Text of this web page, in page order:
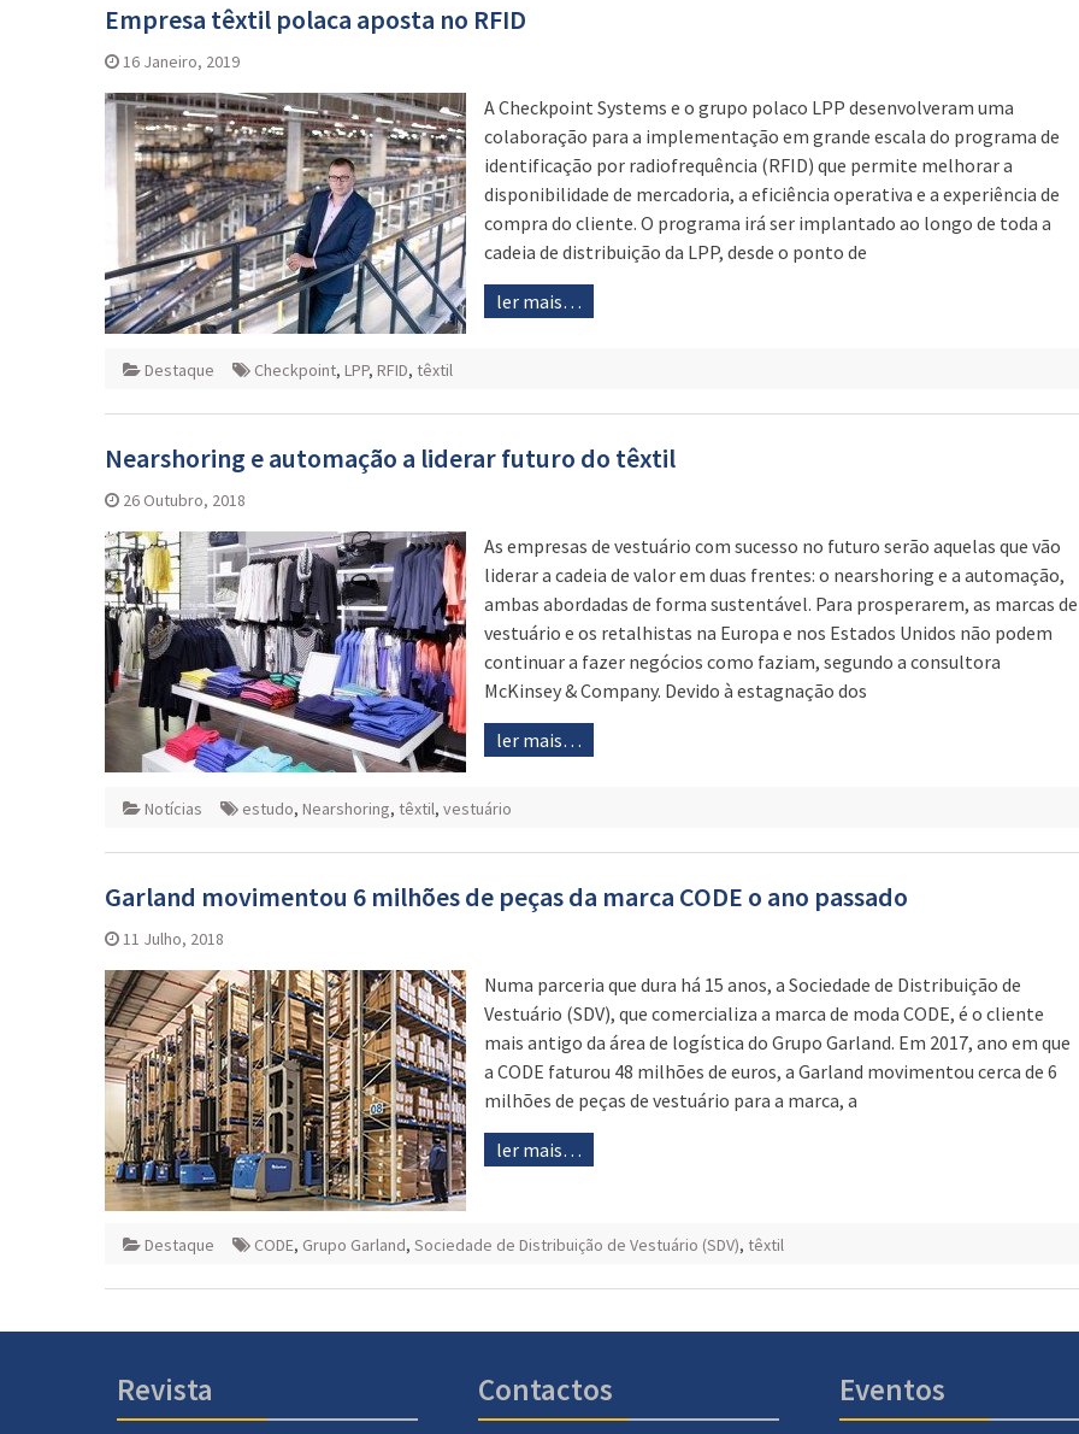
Empresa têxtil polaca aposta no RFID
16 Janeiro, 2019
A Checkpoint Systems e o grupo polaco LPP desenvolveram uma
colaboração para a implementação em grande escala do programa de
identificação por radiofrequência (RFID) que permite melhorar a
disponibilidade de mercadoria, a eficiência operativa e a experiência de
compra do cliente. O programa irá ser implantado ao longo de toda a
cadeia de distribuição da LPP, desde o ponto de
ler mais…
Destaque Checkpoint, LPP, RFID, têxtil
Nearshoring e automação a liderar futuro do têxtil
26 Outubro, 2018
As empresas de vestuário com sucesso no futuro serão aquelas que vão
liderar a cadeia de valor em duas frentes: o nearshoring e a automação,
ambas abordadas de forma sustentável. Para prosperarem, as marcas de
vestuário e os retalhistas na Europa e nos Estados Unidos não podem
continuar a fazer negócios como faziam, segundo a consultora
McKinsey & Company. Devido à estagnação dos
ler mais…
Notícias estudo, Nearshoring, têxtil, vestuário
Garland movimentou 6 milhões de peças da marca CODE o ano passado
11 Julho, 2018
Numa parceria que dura há 15 anos, a Sociedade de Distribuição de
Vestuário (SDV), que comercializa a marca de moda CODE, é o cliente
mais antigo da área de logística do Grupo Garland. Em 2017, ano em que
a CODE faturou 48 milhões de euros, a Garland movimentou cerca de 6
milhões de peças de vestuário para a marca, a
ler mais…
Destaque CODE, Grupo Garland, Sociedade de Distribuição de Vestuário (SDV), têxtil
Revista Contactos Eventos